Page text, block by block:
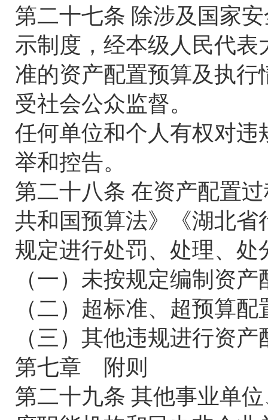
第二十七条 除涉及国家
示制度，经本级人民代
准的资产配置预算及执
受社会公众监督。
任何单位和个人有权对
举和控告。
第二十八条 在资产配置
共和国预算法》《湖北
规定进行处罚、处理、处
（一）未按规定编制资
（二）超标准、超预算
（三）其他违规进行资
第七章 附则
第二十九条 其他事业单